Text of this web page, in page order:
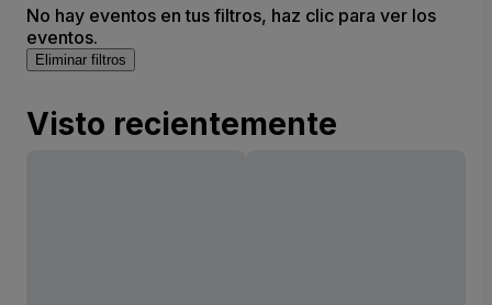
No hay eventos en tus filtros, haz clic para ver los
eventos.
Eliminar filtros
Visto recientemente